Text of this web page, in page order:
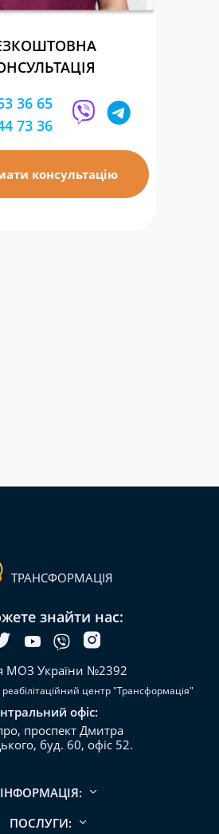
36 65
73 36
консультацію
ТРАНСФОРМАЦІЯ
знайти нас:
МОЗ України №2392
центр "Трансформація"
офіс:
проспект Дмитра
буд. 60, офіс 52.
ІНФОРМАЦІЯ:
ПОСЛУГИ: